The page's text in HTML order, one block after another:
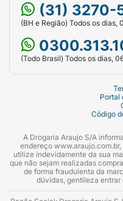
(31) 3270-
(BH e Região) Todos os dias,
(Todo Brasil) Todos os dias,
Portal
Código
A Drogaria Araujo S/A
endereço
utilize indevidamente da sua
que não sejam realizadas
de forma fraudulenta da
dúvidas, gentileza